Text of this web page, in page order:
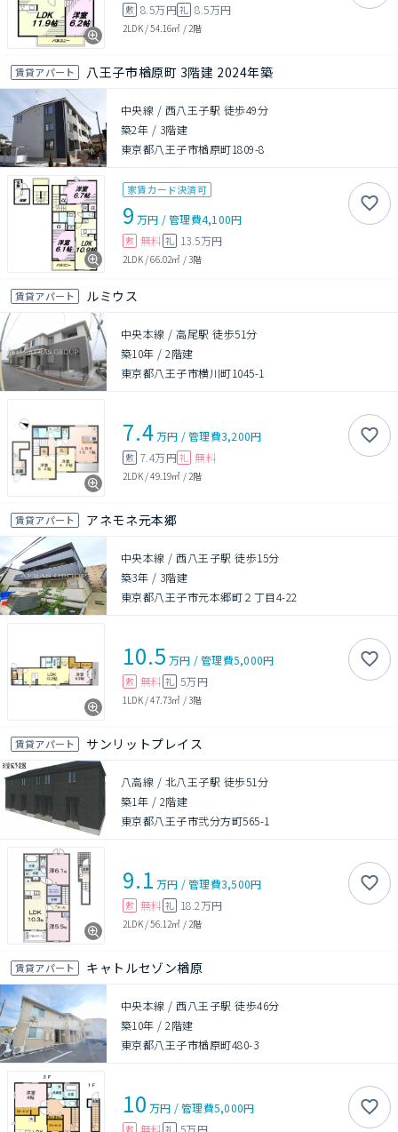
敷 8.5万円礼 8.5万円
2LDK/54.16㎡ / 2階
賃貸アパート 八王子市楢原町 3階建 2024年築
中央線 / 西八王子駅 徒歩49分
築2年 / 3階建
東京都八王子市楢原町1809-8
家賃カード決済可
9 万円 /管理費4,100円
敷 無料 礼 13.5万円
2LDK/66.02㎡ /3階
賃貸アパート ルミウス
中央本線 / 高尾駅 徒歩51分
築10年 /2階建
東京都八王子市横川町1045-1
7.4万円 /管理費3,200円
敷 7.4万円 礼 無料
2LDK/49.19㎡ / 2階
賃貸アパート アネモネ元本郷
中央本線 / 西八王子駅 徒歩15分
築3年 / 3階建
東京都八王子市元本郷町２丁目4-22
10.5 万円 /管理費5,000円
敷 無料 礼 5万円
1LDK/47.73㎡ /3階
賃貸アパート サンリットプレイス
八高線 / 北八王子駅 徒歩51分
築1年 / 2階建
東京都八王子市弐分方町565-1
9.1 万円 /管理費3,500円
敷 無料 礼 18.2万円
2LDK/56.12㎡ / 2階
賃貸アパート キャトルセゾン楢原
中央本線 / 西八王子駅 徒歩46分
築10年 /2階建
東京都八王子市楢原町480-3
10 万円 /管理費5,000円
敷 無料 礼 5万円